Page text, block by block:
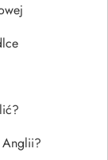
Anglii?